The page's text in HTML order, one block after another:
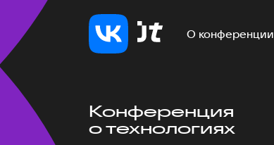
О конференции
Конференция
о технологиях